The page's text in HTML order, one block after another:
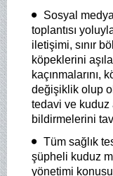
Sosyal
toplantısı
iletişimi, sınır
köpeklerini
kaçınmalarını,
değişiklik olup
tedavi ve kuduz
bildirmelerini
Tüm sağlık
şüpheli kuduz
yönetimi